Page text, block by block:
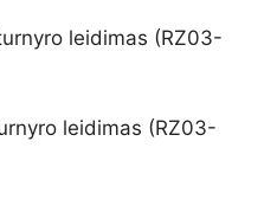
leidimas (RZ03-